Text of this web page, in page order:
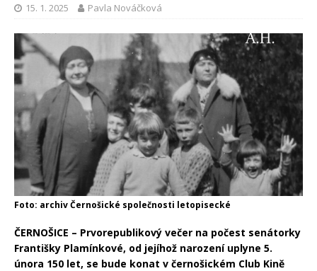
15. 1. 2025 Pavla Nováčková
Foto: archiv Černošické společnosti letopisecké
ČERNOŠICE – Prvorepublikový večer na počest senátorky
Františky Plamínkové, od jejíhož narození uplyne 5.
února 150 let, se bude konat v černošickém Club Kině